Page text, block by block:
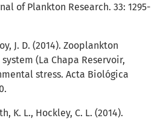
of Plankton Research. 33: 1295-
J. D. (2014). Zooplankton
(La Chapa Reservoir,
stress. Acta Biológica
K. L., Hockley, C. L. (2014).